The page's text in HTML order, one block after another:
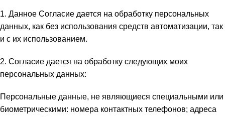
1. Данное Согласие дается на обработку персональных
данных, как без использования средств автоматизации, так
и с их использованием.
2. Согласие дается на обработку следующих моих
персональных данных:
Персональные данные, не являющиеся специальными или
биометрическими: номера контактных телефонов; адреса